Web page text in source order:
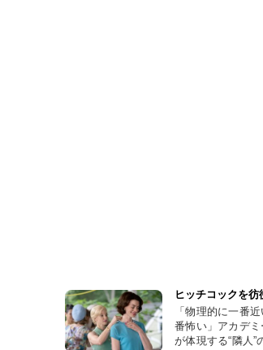
のバービーが語る『ブリジット・ジョーンズの日
ヒッチコックを彷
「物理的に一番
番怖い」アカデ
が体現する“隣人”